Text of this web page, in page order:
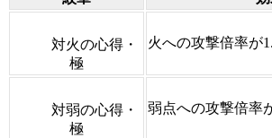
対火の心得・
極
火への攻撃倍率が
対弱の心得・
極
弱点への攻撃倍率